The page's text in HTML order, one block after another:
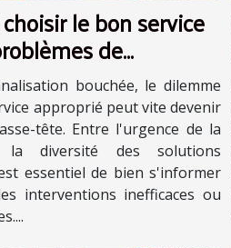
le bon service
de
obstruées ?
bouchée, le dilemme
approprié peut vite devenir
tête. Entre l'urgence de la
diversité des solutions
essentiel de bien s'informer
interventions inefficaces ou